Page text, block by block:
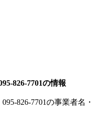
826-7701の情報
095-826-7701の事業者名